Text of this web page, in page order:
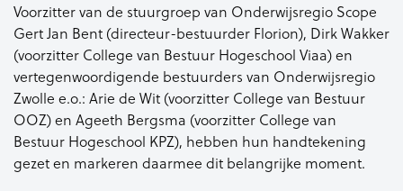
Voorzitter van de stuurgroep van Onderwijsregio Scope
Gert Jan Bent (directeur-bestuurder Florion), Dirk Wakker
(voorzitter College van Bestuur Hogeschool Viaa) en
vertegenwoordigende bestuurders van Onderwijsregio
Zwolle e.o.: Arie de Wit (voorzitter College van Bestuur
OOZ) en Ageeth Bergsma (voorzitter College van
Bestuur Hogeschool KPZ), hebben hun handtekening
gezet en markeren daarmee dit belangrijke moment.